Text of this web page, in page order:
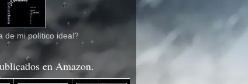
de mi político ideal?
en Amazon.